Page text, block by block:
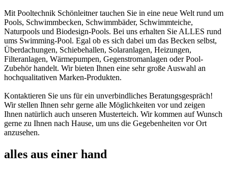
Mit Pooltechnik Schönleitner tauchen Sie in eine neue Welt rund um
Pools, Schwimmbecken, Schwimmbäder, Schwimmteiche,
Naturpools und Biodesign-Pools. Bei uns erhalten Sie ALLES rund
ums Swimming-Pool. Egal ob es sich dabei um das Becken selbst,
Überdachungen, Schiebehallen, Solaranlagen, Heizungen,
Filteranlagen, Wärmepumpen, Gegenstromanlagen oder Pool-
Zubehör handelt. Wir bieten Ihnen eine sehr große Auswahl an
hochqualitativen Marken-Produkten.
Kontaktieren Sie uns für ein unverbindliches Beratungsgespräch!
Wir stellen Ihnen sehr gerne alle Möglichkeiten vor und zeigen
Ihnen natürlich auch unseren Musterteich. Wir kommen auf Wunsch
gerne zu Ihnen nach Hause, um uns die Gegebenheiten vor Ort
anzusehen.
alles aus einer hand